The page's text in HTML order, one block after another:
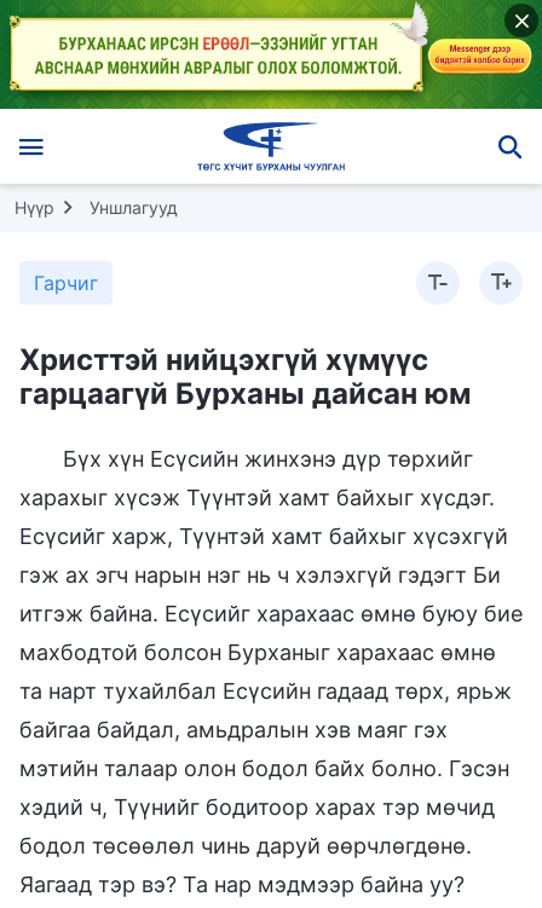
Нүүр Уншлагууд
Гарчиг
Христтэй нийцэхгүй хүмүүс
гарцаагүй Бурханы дайсан юм
Бүх хүн Есүсийн жинхэнэ дүр төрхийг
харахыг хүсэж Түүнтэй хамт байхыг хүсдэг.
Есүсийг харж, Түүнтэй хамт байхыг хүсэхгүй
гэж ах эгч нарын нэг нь ч хэлэхгүй гэдэгт Би
итгэж байна. Есүсийг харахаас өмнө буюу бие
махбодтой болсон Бурханыг харахаас өмнө
та нарт тухайлбал Есүсийн гадаад төрх, ярьж
байгаа байдал, амьдралын хэв маяг гэх
мэтийн талаар олон бодол байх болно. Гэсэн
хэдий ч, Түүнийг бодитоор харах тэр мөчид
бодол төсөөлөл чинь даруй өөрчлөгдөнө.
Яагаад тэр вэ? Та нар мэдмээр байна уу?